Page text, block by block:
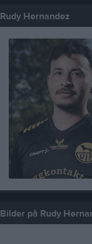
Rudy Hernandez
Bilder på Rudy